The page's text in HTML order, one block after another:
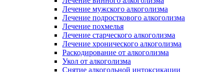
Лечение мужского алкоголизма
Лечение подросткового алкоголизма
Лечение похмелья
Лечение старческого алкоголизма
Лечение хронического алкоголизма
Раскодирование от алкоголизма
Укол от алкоголизма
Снятие алкогольной интоксикации